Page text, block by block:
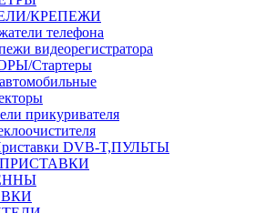
КРЕПЕЖИ
телефона
видеорегистратора
Стартеры
прикуривателя
DVB-T,ПУЛЬТЫ
ПРИСТАВКИ